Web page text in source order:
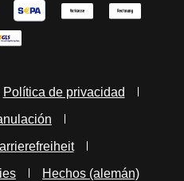
Política de privacidad
Hechos (alemán)